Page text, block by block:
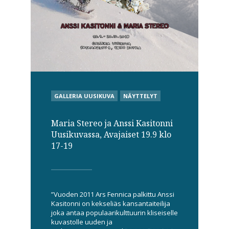
POSTED
IN
GALLERIA UUSIKUVA NÄYTTELYT
Maria Stereo ja Anssi Kasitonni
Uusikuvassa, Avajaiset 19.9 klo
17-19
”Vuoden 2011 Ars Fennica palkittu Anssi
Kasitonni on kekseliäs kansantaiteilija
joka antaa populaarikulttuurin kliseiselle
kuvastolle uuden ja